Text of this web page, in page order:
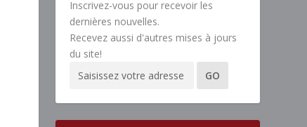
Inscrivez-vous pour recevoir les
dernières nouvelles.
Recevez aussi d'autres mises à jours
du site!